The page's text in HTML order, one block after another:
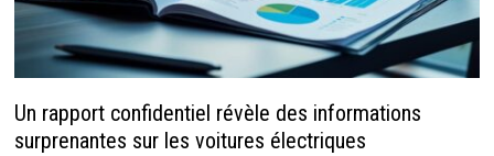
Un rapport confidentiel révèle des informations
surprenantes sur les voitures électriques